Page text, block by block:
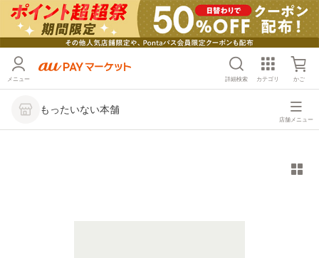
メニュー 詳細検索 カテゴリ かご
もったいない本舗
店舗メニュー